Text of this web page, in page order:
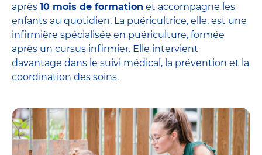
après 10 mois de formation et accompagne les
enfants au quotidien. La puéricultrice, elle, est une
infirmière spécialisée en puériculture, formée
après un cursus infirmier. Elle intervient
davantage dans le suivi médical, la prévention et la
coordination des soins.